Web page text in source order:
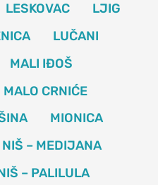
LESKOVAC
LJIG
LUČANI
MALI IĐOŠ
MALO CRNIĆE
MIONICA
NIŠ – MEDIJANA
– PALILULA